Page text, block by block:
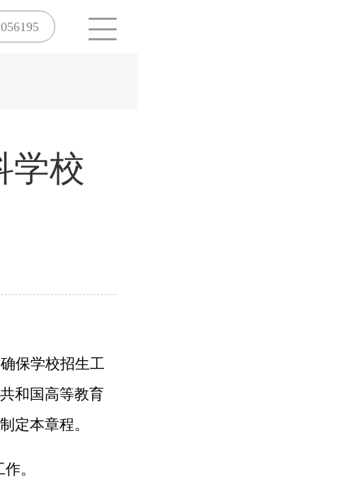
学校
保学校招生工
和国高等教育
定本章程。
。